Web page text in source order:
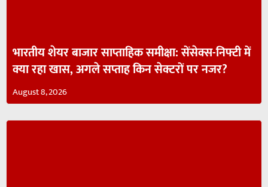
भारतीय शेयर बाजार साप्ताहिक समीक्षा: सेंसेक्स-निफ्टी में
क्या रहा खास, अगले सप्ताह किन सेक्टरों पर नजर?
August 8, 2026